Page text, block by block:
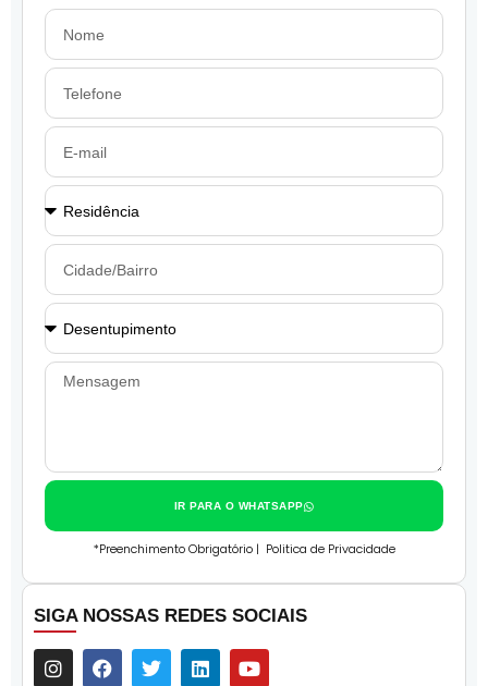
IR PARA O WHATSAPP
*Preenchimento Obrigatório | Politica de Privacidade
SIGA NOSSAS REDES SOCIAIS